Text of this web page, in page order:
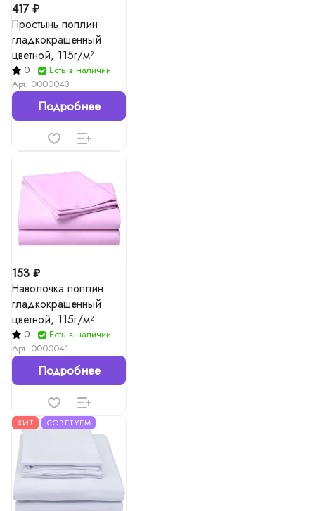
417 ₽
Простынь поплин
гладкокрашенный
цветной, 115г/м²
0
Есть в наличии
Арт. 0000043
Подробнее
153 ₽
Наволочка поплин
гладкокрашенный
цветной, 115г/м²
0
Есть в наличии
Арт. 0000041
Подробнее
ХИТ СОВЕТУЕМ